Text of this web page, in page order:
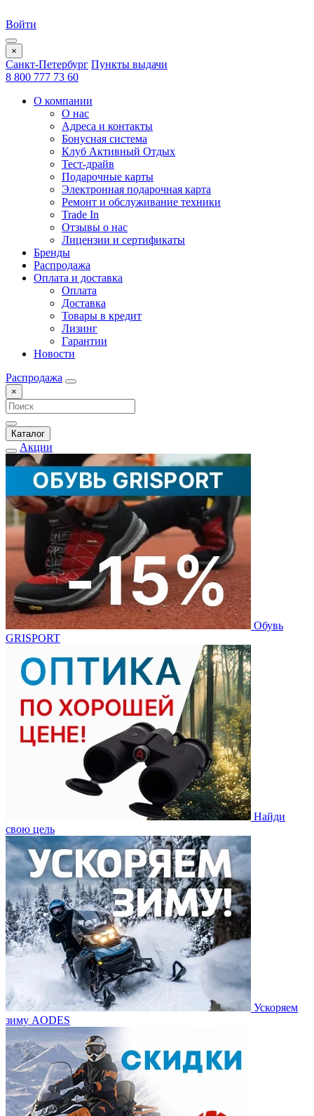
Войти
×
Санкт-Петербург Пункты выдачи
8 800 777 73 60
О компании
О нас
Адреса и контакты
Бонусная система
Клуб Активный Отдых
Тест-драйв
Подарочные карты
Электронная подарочная карта
Ремонт и обслуживание техники
Trade In
Отзывы о нас
Лицензии и сертификаты
Бренды
Распродажа
Оплата и доставка
Оплата
Доставка
Товары в кредит
Лизинг
Гарантии
Новости
Распродажа
×
Каталог
Акции
Обувь
GRISPORT
Найди
свою цель
Ускоряем
зиму AODES